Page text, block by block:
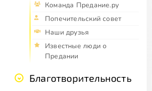
Команда Предание.ру
Попечительский совет
Наши друзья
Известные люди о
Предании
Благотворительность